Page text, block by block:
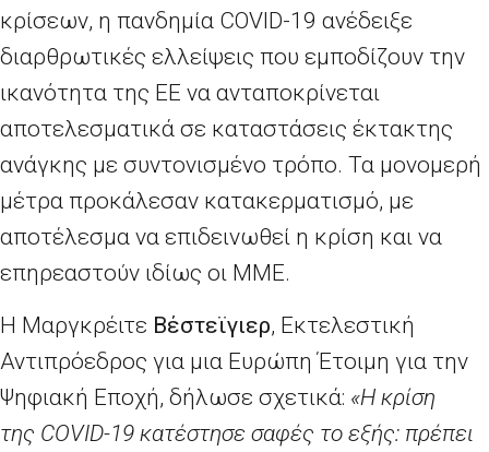
κρίσεων, η πανδημία COVID-19 ανέδειξε
διαρθρωτικές ελλείψεις που εμποδίζουν την
ικανότητα της ΕΕ να ανταποκρίνεται
αποτελεσματικά σε καταστάσεις έκτακτης
ανάγκης με συντονισμένο τρόπο. Τα μονομερή
μέτρα προκάλεσαν κατακερματισμό, με
αποτέλεσμα να επιδεινωθεί η κρίση και να
επηρεαστούν ιδίως οι ΜΜΕ.
Η Μαργκρέιτε Βέστεϊγιερ, Εκτελεστική
Αντιπρόεδρος για μια Ευρώπη Έτοιμη για την
Ψηφιακή Εποχή, δήλωσε σχετικά: «Η κρίση
της COVID-19 κατέστησε σαφές το εξής: πρέπει